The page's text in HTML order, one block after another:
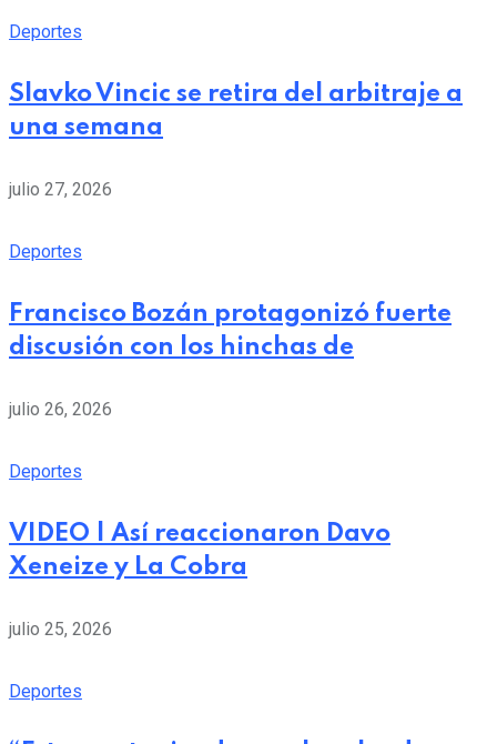
Deportes
Slavko Vincic se retira del arbitraje a
una semana
julio 27, 2026
Deportes
Francisco Bozán protagonizó fuerte
discusión con los hinchas de
julio 26, 2026
Deportes
VIDEO | Así reaccionaron Davo
Xeneize y La Cobra
julio 25, 2026
Deportes